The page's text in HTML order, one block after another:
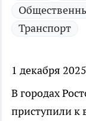
Транспорт
1 декабря 2025
В городах
приступили к